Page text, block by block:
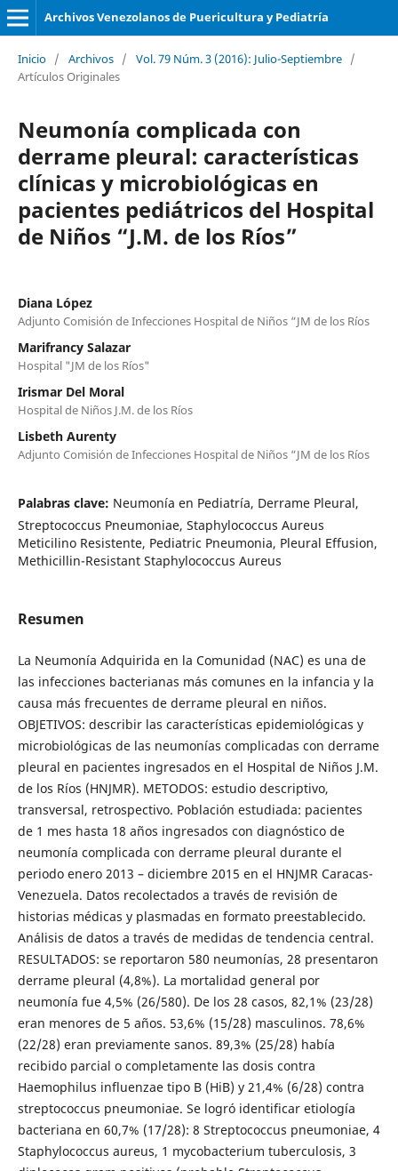
Archivos Venezolanos de Puericultura y Pediatría
Inicio / Archivos / Vol. 79 Núm. 3 (2016): Julio-Septiembre /
Artículos Originales
Neumonía complicada con
derrame pleural: características
clínicas y microbiológicas en
pacientes pediátricos del Hospital
de Niños “J.M. de los Ríos”
Diana López
Adjunto Comisión de Infecciones Hospital de Niños “JM de los Ríos
Marifrancy Salazar
Hospital "JM de los Ríos"
Irismar Del Moral
Hospital de Niños J.M. de los Ríos
Lisbeth Aurenty
Adjunto Comisión de Infecciones Hospital de Niños “JM de los Ríos
Palabras clave: Neumonía en Pediatría, Derrame Pleural,
Streptococcus Pneumoniae, Staphylococcus Aureus
Meticilino Resistente, Pediatric Pneumonia, Pleural Effusion,
Methicillin-Resistant Staphylococcus Aureus
Resumen
La Neumonía Adquirida en la Comunidad (NAC) es una de
las infecciones bacterianas más comunes en la infancia y la
causa más frecuentes de derrame pleural en niños.
OBJETIVOS: describir las características epidemiológicas y
microbiológicas de las neumonías complicadas con derrame
pleural en pacientes ingresados en el Hospital de Niños J.M.
de los Ríos (HNJMR). METODOS: estudio descriptivo,
transversal, retrospectivo. Población estudiada: pacientes
de 1 mes hasta 18 años ingresados con diagnóstico de
neumonía complicada con derrame pleural durante el
periodo enero 2013 – diciembre 2015 en el HNJMR Caracas-
Venezuela. Datos recolectados a través de revisión de
historias médicas y plasmadas en formato preestablecido.
Análisis de datos a través de medidas de tendencia central.
RESULTADOS: se reportaron 580 neumonías, 28 presentaron
derrame pleural (4,8%). La mortalidad general por
neumonía fue 4,5% (26/580). De los 28 casos, 82,1% (23/28)
eran menores de 5 años. 53,6% (15/28) masculinos. 78,6%
(22/28) eran previamente sanos. 89,3% (25/28) había
recibido parcial o completamente las dosis contra
Haemophilus influenzae tipo B (HiB) y 21,4% (6/28) contra
streptococcus pneumoniae. Se logró identificar etiología
bacteriana en 60,7% (17/28): 8 Streptococcus pneumoniae, 4
Staphylococcus aureus, 1 mycobacterium tuberculosis, 3